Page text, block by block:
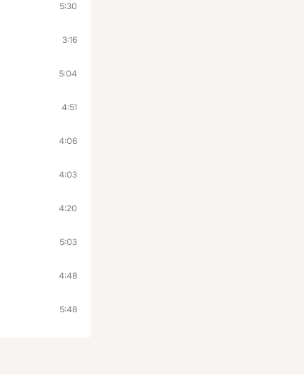
5:30
3:16
5:04
4:51
4:06
4:03
4:20
5:03
4:48
5:48